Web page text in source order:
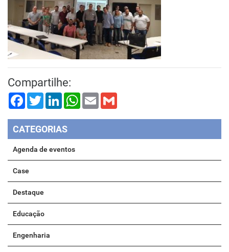
Compartilhe:
FacebookTwitterLinkedInWhatsApp
Email
CATEGORIAS
Agenda de eventos
Case
Destaque
Educação
Engenharia